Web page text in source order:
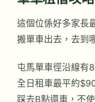
這個位係好多家
搬單車出去，去到
屯馬單車徑沿線有
全日租車最平約
踩去B點還車，不